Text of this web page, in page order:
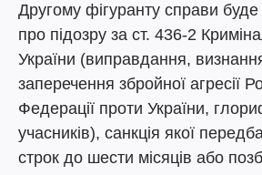
Другому фігуранту справи
про підозру за ст. 436-2
України (виправдання,
заперечення збройної агресії
Федерації проти України,
учасників), санкція якої
строк до шести місяців або